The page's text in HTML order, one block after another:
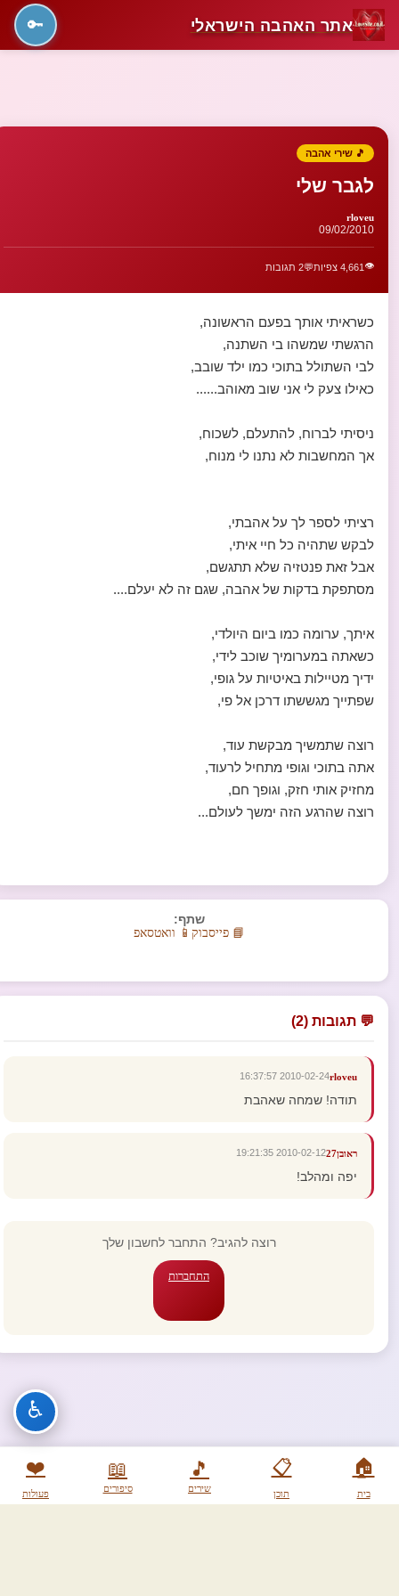
אתר האהבה הישראלי 🔑
🏠
בית
📋
תוכן
🎵
שירים
📖
סיפורים
❤️
פעולות
🎵 שירי אהבה
לגבר שלי
rloveu
09/02/2010
👁️ 4,661 צפיות 💬2 תגובות
כשראיתי אותך בפעם הראשונה,
הרגשתי שמשהו בי השתנה,
לבי השתולל בתוכי כמו ילד שובב,
כאילו צעק לי אני שוב מאוהב......
ניסיתי לברוח, להתעלם, לשכוח,
אך המחשבות לא נתנו לי מנוח,
רציתי לספר לך על אהבתי,
לבקש שתהיה כל חיי איתי,
אבל זאת פנטזיה שלא תתגשם,
מסתפקת בדקות של אהבה, שגם זה לא יעלם....
איתך, ערומה כמו ביום היולדי,
כשאתה במערומיך שוכב לידי,
ידיך מטיילות באיטיות על גופי,
שפתייך מגששתו דרכן אל פי,
רוצה שתמשיך מבקשת עוד,
אתה בתוכי וגופי מתחיל לרעוד,
מחזיק אותי חזק, וגופך חם,
רוצה שהרגע הזה ימשך לעולם...
שתף:
📘 פייסבוק 📱 וואטסאפ
💬 תגובות (2)
rloveu
2010-02-24 16:37:57
תודה! שמחה שאהבת
ראובן27 2010-02-12 19:21:35
יפה ומהלב!
רוצה להגיב? התחבר לחשבון שלך
התחברות
♿